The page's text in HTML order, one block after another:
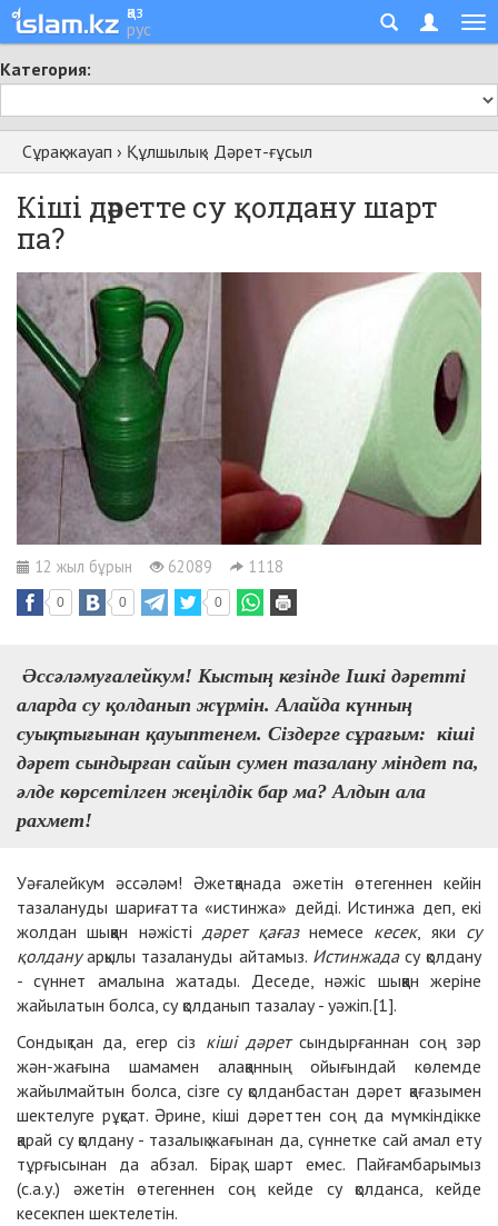
қаз
рус
Категория:
Сұрақ-жауап › Құлшылық› Дәрет-ғұсыл
Кіші дәретте су қолдану шарт
па?
12 жыл бұрын 62089 1118
0 0 0
Әссәләмуғалейкум! Кыстың кезінде Ішкі дәретті
аларда су қолданып жүрмін. Алайда күнның
суықтығынан қауыптенем. Сіздерге сұрағым: кіші
дәрет сындырған сайын сумен тазалану міндет па,
әлде көрсетілген жеңілдік бар ма? Алдын ала
рахмет!
Уәғалейкум әссәләм! Әжетқанада әжетін өтегеннен кейін
тазалануды шариғатта «истинжа» дейді. Истинжа деп, екі
жолдан шыққан нәжістідәрет қағазнемесе кесек, яки су
қолдануарқылы тазалануды айтамыз. Истинжада су қолдану
- сүннет амалына жатады. Деседе, нәжіс шыққан жеріне
жайылатын болса, су қолданып тазалау - уәжіп.[1].
Сондықтан да, егер сіз кіші дәретсындырғаннан соң зәр
жән-жағына шамамен алақанның ойығындай көлемде
жайылмайтын болса, сізге су қолданбастан дәрет қағазымен
шектелуге рұқсат. Әрине, кіші дәреттен соң да мүмкіндікке
қарай су қолдану - тазалық жағынан да, сүннетке сай амал ету
тұрғысынан да абзал. Бірақ, шарт емес. Пайғамбарымыз
(с.а.у.) әжетін өтегеннен соң кейде су қолданса, кейде
кесекпен шектелетін.